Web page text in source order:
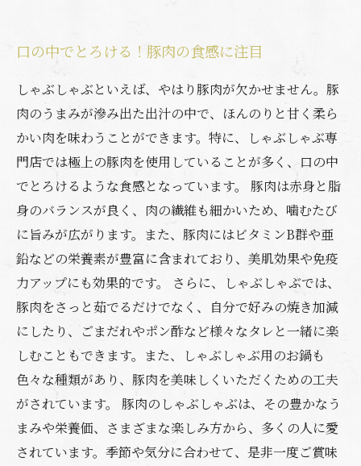
口の中でとろける！豚肉の食感に注目
しゃぶしゃぶといえば、やはり豚肉が欠かせません。豚
肉のうまみが滲み出た出汁の中で、ほんのりと甘く柔ら
かい肉を味わうことができます。特に、しゃぶしゃぶ専
門店では極上の豚肉を使用していることが多く、口の中
でとろけるような食感となっています。 豚肉は赤身と脂
身のバランスが良く、肉の繊維も細かいため、噛むたび
に旨みが広がります。また、豚肉にはビタミンB群や亜
鉛などの栄養素が豊富に含まれており、美肌効果や免疫
力アップにも効果的です。 さらに、しゃぶしゃぶでは、
豚肉をさっと茹でるだけでなく、自分で好みの焼き加減
にしたり、ごまだれやポン酢など様々なタレと一緒に楽
しむこともできます。また、しゃぶしゃぶ用のお鍋も
色々な種類があり、豚肉を美味しくいただくための工夫
がされています。 豚肉のしゃぶしゃぶは、その豊かなう
まみや栄養価、さまざまな楽しみ方から、多くの人に愛
されています。季節や気分に合わせて、是非一度ご賞味